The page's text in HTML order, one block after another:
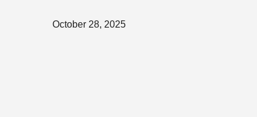
Posted
October 28, 2025